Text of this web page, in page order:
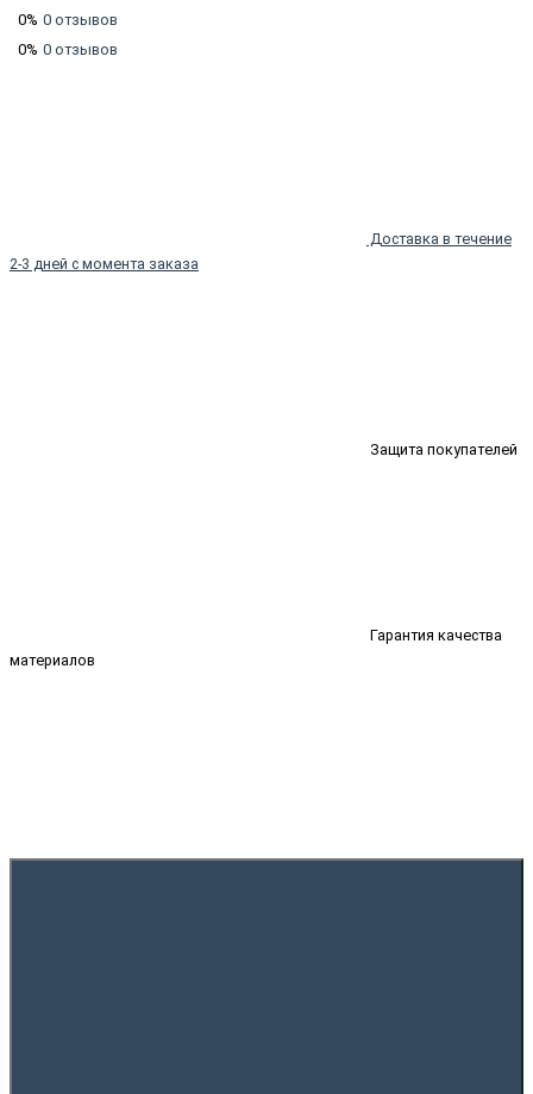
0% 0 отзывов
0% 0 отзывов
Доставка в течение
2-3 дней с момента заказа
Защита покупателей
Гарантия качества
материалов